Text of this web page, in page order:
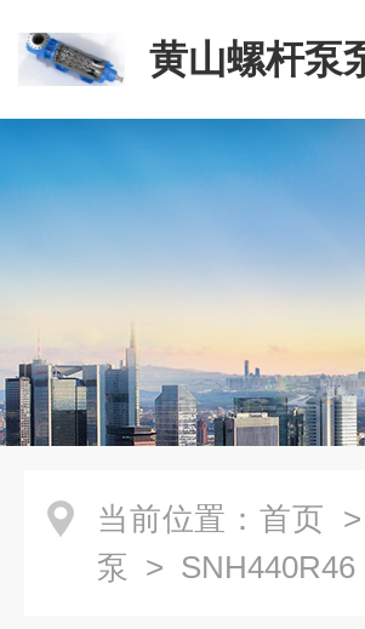
黄山螺杆泵
当前位置： 首页 >
泵 > SNH440R46